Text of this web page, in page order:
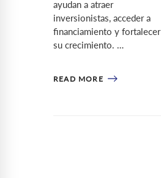
ayudan a atraer
inversionistas, acceder a
financiamiento y fortalecer
su crecimiento. …
READ MORE